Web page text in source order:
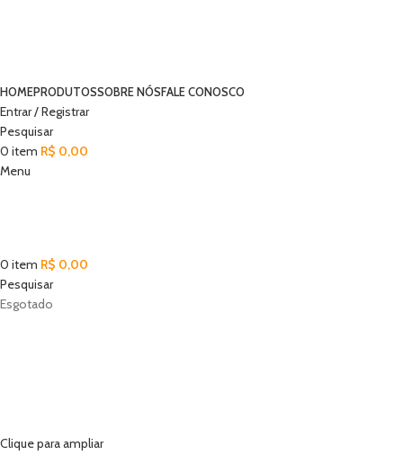
HOMEPRODUTOSSOBRE NÓSFALE CONOSCO
Entrar / Registrar
Pesquisar
0 item R$ 0,00
Menu
0 item R$ 0,00
Pesquisar
Esgotado
Clique para ampliar